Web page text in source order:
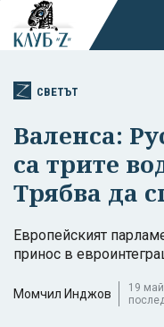
СВЕТЪТ
Валенса:
са трите
Трябва да
Европейският
принос в
Момчил Инджов
19